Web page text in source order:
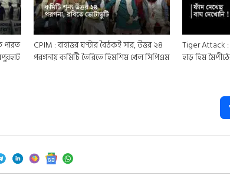
পারত
CPIM : বাহাত্তর ঘণ্টার বৈঠকই সার, উত্তর ২৪
পরগনায় কমিটি তৈরিতে হিমশিম খেল সিপিএম
Tiger Attack :
হাড় হিম